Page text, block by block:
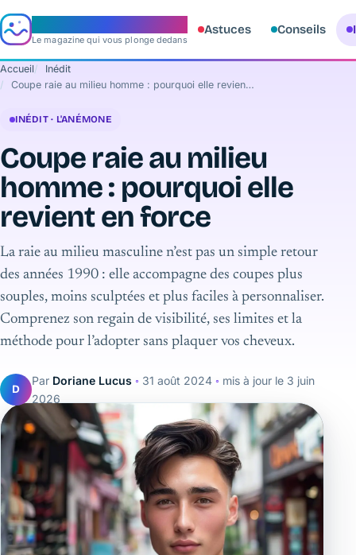
Le magazine qui vous plonge dedans
Astuces Conseils
Accueil
Inédit
Coupe raie au milieu homme : pourquoi elle revient en force
INÉDIT · L'ANÉMONE
Coupe raie au milieu
homme : pourquoi elle
revient en force
La raie au milieu masculine n’est pas un simple retour
des années 1990 : elle accompagne des coupes plus
souples, moins sculptées et plus faciles à personnaliser.
Comprenez son regain de visibilité, ses limites et la
méthode pour l’adopter sans plaquer vos cheveux.
D
Par Doriane Lucus ◦ 31 août 2024 ◦ mis à jour le 3 juin
2026